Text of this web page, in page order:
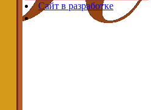
Сайт в разработке